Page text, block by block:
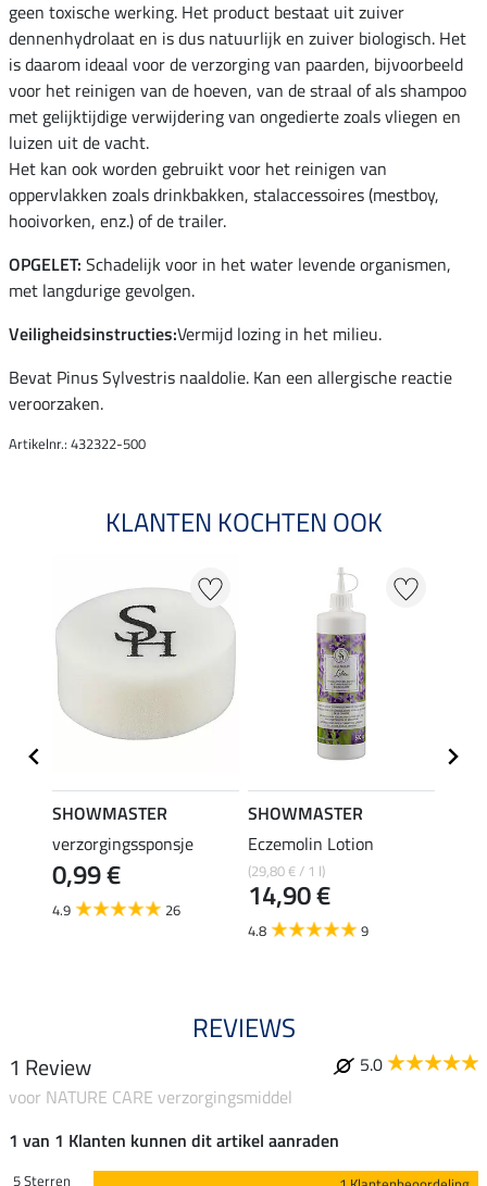
geen toxische werking. Het product bestaat uit zuiver
dennenhydrolaat en is dus natuurlijk en zuiver biologisch. Het
is daarom ideaal voor de verzorging van paarden, bijvoorbeeld
voor het reinigen van de hoeven, van de straal of als shampoo
met gelijktijdige verwijdering van ongedierte zoals vliegen en
luizen uit de vacht.
Het kan ook worden gebruikt voor het reinigen van
oppervlakken zoals drinkbakken, stalaccessoires (mestboy,
hooivorken, enz.) of de trailer.
OPGELET: Schadelijk voor in het water levende organismen,
met langdurige gevolgen.
Veiligheidsinstructies:Vermijd lozing in het milieu.
Bevat Pinus Sylvestris naaldolie. Kan een allergische reactie
veroorzaken.
Artikelnr.: 432322-500
KLANTEN KOCHTEN OOK
SHOWMASTER
verzorgingssponsje
0,99 €
4.9 26
SHOWMASTER
Eczemolin Lotion
(29,80 € / 1 l)
14,90 €
4.8 9
REVIEWS
1 Review
5.0
voor NATURE CARE verzorgingsmiddel
1 van 1 Klanten kunnen dit artikel aanraden
5 Sterren